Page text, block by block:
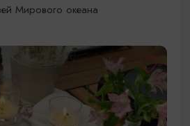
Мирового океана